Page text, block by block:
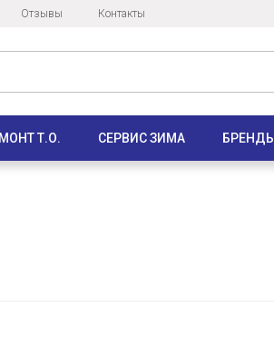
Отзывы Контакты
Т.О. СЕРВИС ЗИМА БРЕНДЫ